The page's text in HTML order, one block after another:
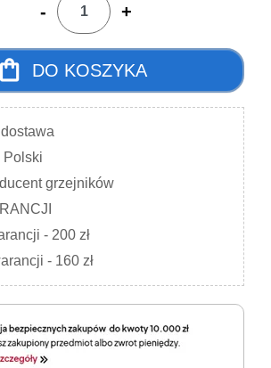
- +
shopping_bag DO KOSZYKA
Polski
grzejników
- 200 zł
- 160 zł